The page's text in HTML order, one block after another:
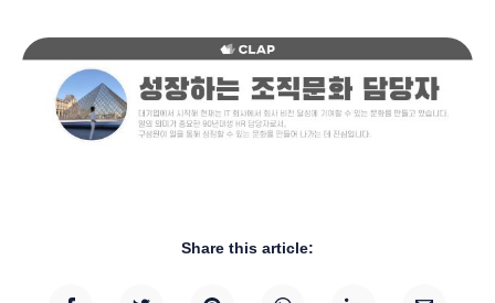
Share this article: